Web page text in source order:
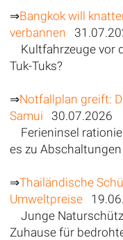
⇒Bangkok will
verbannen
Kultfahrzeuge vor
Tuk-Tuks?
⇒Notfallplan greift:
Samui 30.07.2026
Ferieninsel
es zu Abschaltungen
⇒Thailändische
Umweltpreise
Junge
Zuhause für